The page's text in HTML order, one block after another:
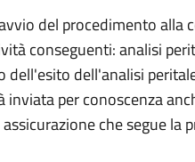
del procedimento alla
conseguenti: analisi
dell'esito dell'analisi
inviata per conoscenza
che segue la